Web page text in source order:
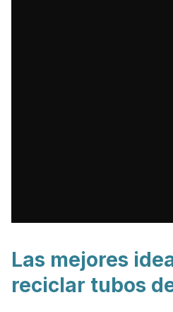
Las mejores
reciclar tubos